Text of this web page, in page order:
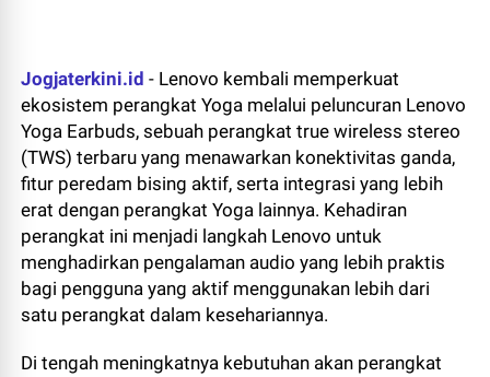
Jogjaterkini.id - Lenovo kembali memperkuat
ekosistem perangkat Yoga melalui peluncuran Lenovo
Yoga Earbuds, sebuah perangkat true wireless stereo
(TWS) terbaru yang menawarkan konektivitas ganda,
fitur peredam bising aktif, serta integrasi yang lebih
erat dengan perangkat Yoga lainnya. Kehadiran
perangkat ini menjadi langkah Lenovo untuk
menghadirkan pengalaman audio yang lebih praktis
bagi pengguna yang aktif menggunakan lebih dari
satu perangkat dalam kesehariannya.
Di tengah meningkatnya kebutuhan akan perangkat